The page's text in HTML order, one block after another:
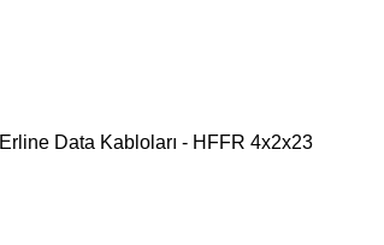
Erline Data Kabloları - HFFR 4x2x23